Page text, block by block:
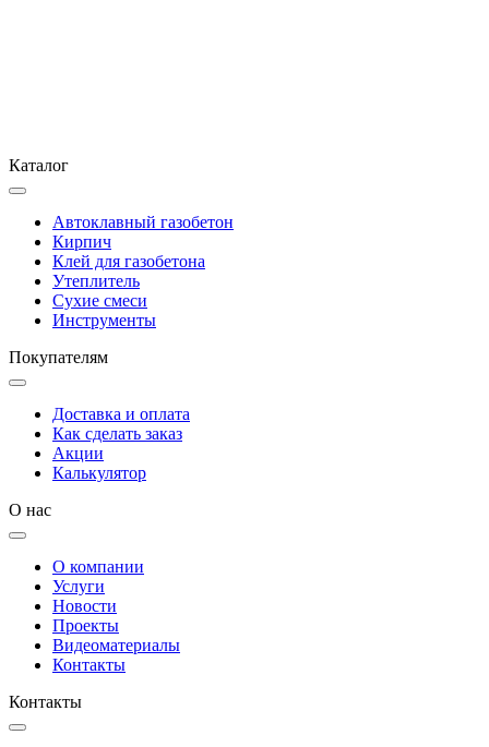
Каталог
Автоклавный газобетон
Кирпич
Клей для газобетона
Утеплитель
Сухие смеси
Инструменты
Покупателям
Доставка и оплата
Как сделать заказ
Акции
Калькулятор
О нас
О компании
Услуги
Новости
Проекты
Видеоматериалы
Контакты
Контакты